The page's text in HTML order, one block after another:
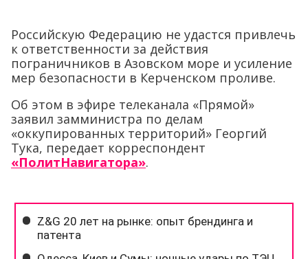
Российскую Федерацию не удастся привлечь
к ответственности за действия
пограничников в Азовском море и усиление
мер безопасности в Керченском проливе.
Об этом в эфире телеканала «Прямой»
заявил замминистра по делам
«оккупированных территорий» Георгий
Тука, передает корреспондент
«ПолитНавигатора».